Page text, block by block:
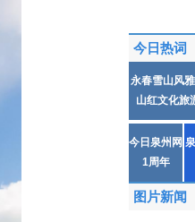
今日热词
永春雪山风
山红文化旅
今日泉州网
1周年
图片新闻